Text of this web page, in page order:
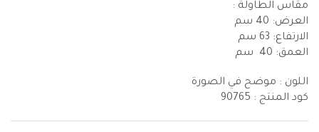
مقاس الطاولة :
العرض: 40 سم
الارتفاع: 63 سم
العمق: 40 سم
اللون : موضح في الصورة
كود المنتج : 90765